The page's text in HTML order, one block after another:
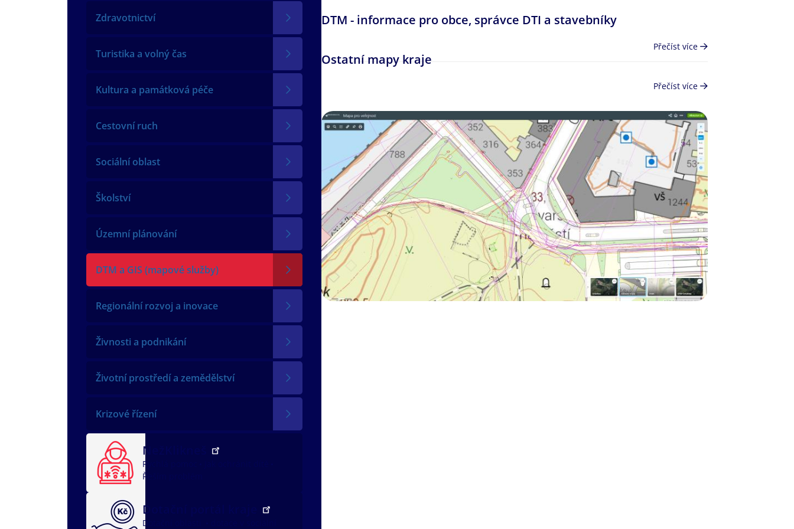
Zdravotnictví
Turistika a volný čas
Kultura a památková péče
Cestovní ruch
Sociální oblast
Školství
Územní plánování
DTM a GIS (mapové služby)
Regionální rozvoj a inovace
Živnosti a podnikání
Životní prostředí a zemědělství
Krizové řízení
NežKlikneš
Rychlá pomoc
Řeším problém
Dotační portál kraje
Dotační oblasti
DTM - informace pro obce, správce DTI a stavebníky
Přečíst více
Ostatní mapy kraje
Přečíst více